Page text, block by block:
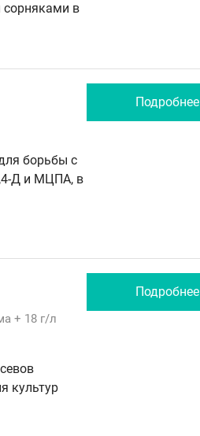
в
борьбы с
Д и МЦПА, в
Подробнее
+ 18 г/л
культур
Подробнее